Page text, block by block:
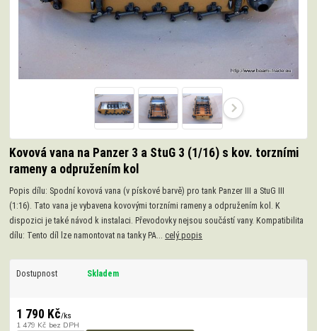
Kovová vana na Panzer 3 a StuG 3 (1/16) s kov. torzními
rameny a odpružením kol
Popis dílu: Spodní kovová vana (v pískové barvě) pro tank Panzer III a StuG III
(1:16). Tato vana je vybavena kovovými torzními rameny a odpružením kol. K
dispozici je také návod k instalaci. Převodovky nejsou součástí vany. Kompatibilita
dílu: Tento díl lze namontovat na tanky PA... celý popis
Dostupnost Skladem
1 790 Kč/ks
1 479 Kč bez DPH